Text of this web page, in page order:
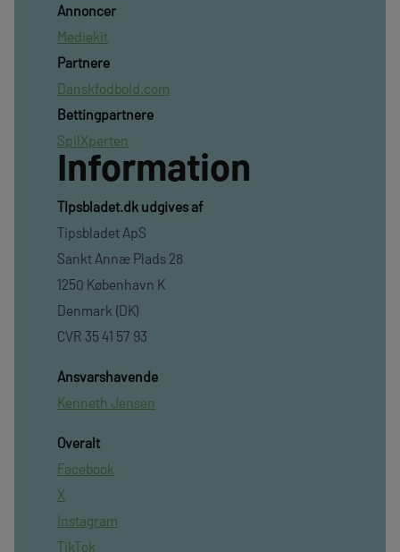
Annoncer
Mediekit
Partnere
Danskfodbold.com
Bettingpartnere
SpilXperten
Information
TIpsbladet.dk udgives af
Tipsbladet ApS
Sankt Annæ Plads 28
1250 København K
Denmark (DK)
CVR 35 41 57 93
Ansvarshavende
Kenneth Jensen
Overalt
Facebook
X
Instagram
TikTok